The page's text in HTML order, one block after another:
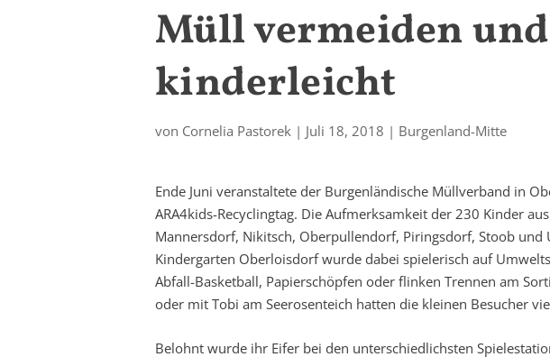
Müll vermeiden
kinderleicht
von Cornelia Pastorek| Juli 18, 2018 | Burgenland-Mitte
Ende Juni veranstaltete der Burgenländische Müllverband in
ARA4kids-Recyclingtag. Die Aufmerksamkeit der 230 Kinder
Mannersdorf, Nikitsch, Oberpullendorf, Piringsdorf, Stoob
Kindergarten Oberloisdorf wurde dabei spielerisch auf
Abfall-Basketball, Papierschöpfen oder flinken Trennen am
oder mit Tobi am Seerosenteich hatten die kleinen Besucher
Belohnt wurde ihr Eifer bei den unterschiedlichsten